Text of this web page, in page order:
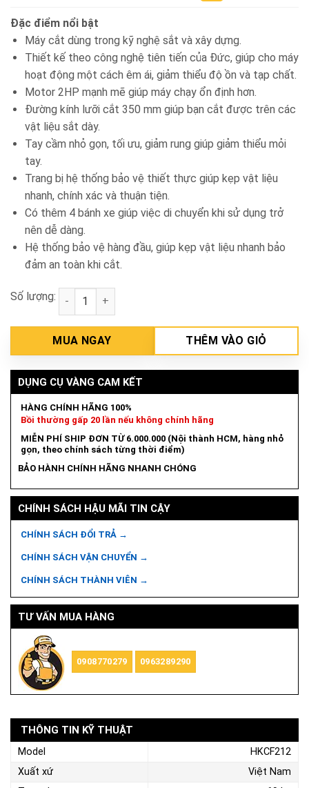
Đặc điểm nổi bật
Máy cắt dùng trong kỹ nghệ sắt và xây dựng.
Thiết kế theo công nghệ tiên tiến của Đức, giúp cho máy
hoạt động một cách êm ái, giảm thiểu độ ồn và tạp chất.
Motor 2HP mạnh mẽ giúp máy chạy ổn định hơn.
Đường kính lưỡi cắt 350 mm giúp bạn cắt được trên các
vật liệu sắt dày.
Tay cầm nhỏ gọn, tối ưu, giảm rung giúp giảm thiểu mỏi
tay.
Trang bị hệ thống bảo vệ thiết thực giúp kẹp vật liệu
nhanh, chính xác và thuận tiện.
Có thêm 4 bánh xe giúp việc di chuyển khi sử dụng trở
nên dễ dàng.
Hệ thống bảo vệ hàng đầu, giúp kẹp vật liệu nhanh bảo
đảm an toàn khi cắt.
Số lượng: Máy cắt sắt 350mm 2HP-220V Hồng Ký HKCF212 số
MUA NGAY THÊM VÀO GIỎ
DỤNG CỤ VÀNG CAM KẾT
HÀNG CHÍNH HÃNG 100%
Bồi thường gấp 20 lần nếu không chính hãng
MIỄN PHÍ SHIP ĐƠN TỪ 6.000.000 (Nội thành HCM, hàng nhỏ
gọn, theo chính sách từng thời điểm)
BẢO HÀNH CHÍNH HÃNG NHANH CHÓNG
CHÍNH SÁCH HẬU MÃI TIN CẬY
CHÍNH SÁCH ĐỔI TRẢ →
CHÍNH SÁCH VẬN CHUYỂN →
CHÍNH SÁCH THÀNH VIÊN →
TƯ VẤN MUA HÀNG
0908770279 0963289290
THÔNG TIN KỸ THUẬT
Model
HKCF212
Xuất xứ
Việt Nam